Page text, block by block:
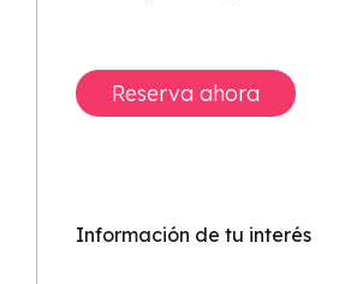
Reserva ahora
Información de tu interés